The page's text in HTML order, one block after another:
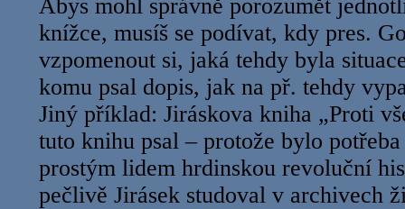
Abys mohl správně porozumět
knížce, musíš se podívat, kdy pres.
vzpomenout si, jaká tehdy byla
komu psal dopis, jak na př. tehdy
Jiný příklad: Jiráskova kniha „Proti
tuto knihu psal – protože bylo
prostým lidem hrdinskou revoluční
pečlivě Jirásek studoval v archivech